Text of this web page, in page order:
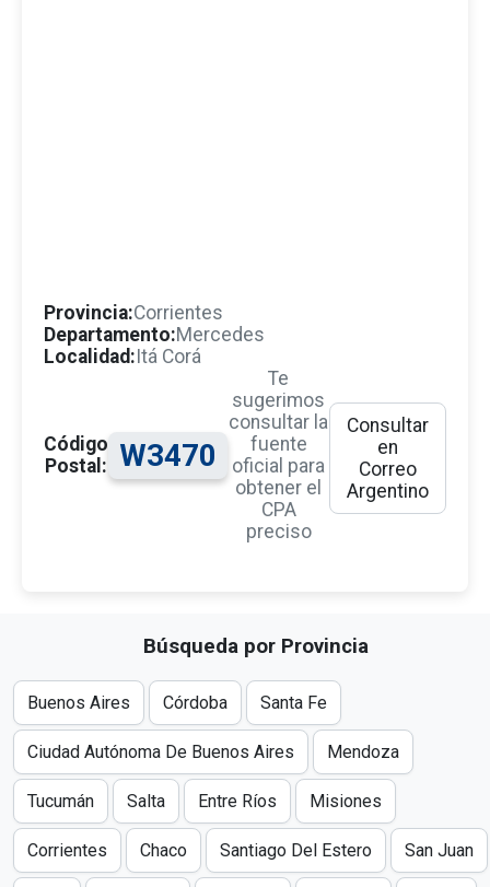
Provincia:Corrientes
Departamento:Mercedes
Localidad: Itá Corá
Código
Postal:
W3470
Te
sugerimos
consultar la
fuente
oficial para
obtener el
CPA
preciso
Consultar
en
Correo
Argentino
Búsqueda por Provincia
Buenos Aires Córdoba Santa Fe
Ciudad Autónoma De Buenos Aires Mendoza
Tucumán Salta Entre Ríos Misiones
Corrientes Chaco Santiago Del Estero San Juan